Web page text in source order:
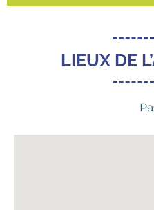
LIEUX DE